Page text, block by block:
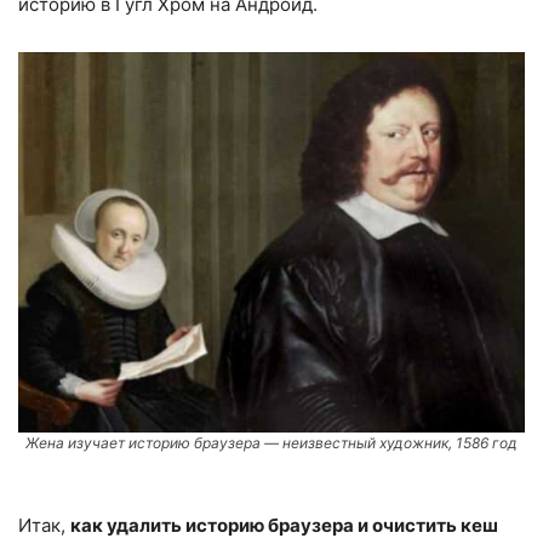
историю в Гугл Хром на Андроид.
Жена изучает историю браузера — неизвестный художник, 1586 год
Итак, как удалить историю браузера и очистить кеш